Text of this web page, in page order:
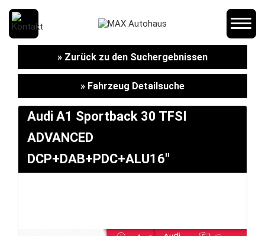
SCHNELLEINSTIEG
KONTAKT/ANFAHRT
SERVICETERMIN
» Zurück zu den Suchergebnissen
» Fahrzeug Detailsuche
Audi A1 Sportback 30 TFSI
ADVANCED
DCP+DAB+PDC+ALU16"